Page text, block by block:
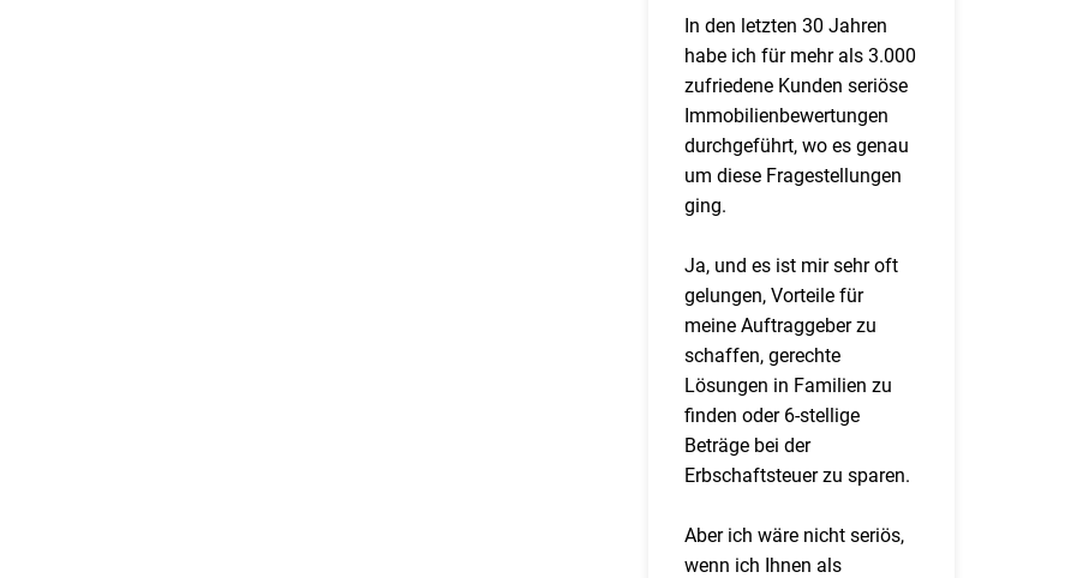
In den letzten 30 Jahren
habe ich für mehr als 3.000
zufriedene Kunden seriöse
Immobilienbewertungen
durchgeführt, wo es genau
um diese Fragestellungen
ging.
Ja, und es ist mir sehr oft
gelungen, Vorteile für
meine Auftraggeber zu
schaffen, gerechte
Lösungen in Familien zu
finden oder 6-stellige
Beträge bei der
Erbschaftsteuer zu sparen.
Aber ich wäre nicht seriös,
wenn ich Ihnen als